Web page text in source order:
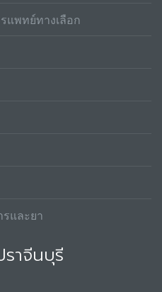
แพทย์ทางเลือก
และยา
าจีนบุรี